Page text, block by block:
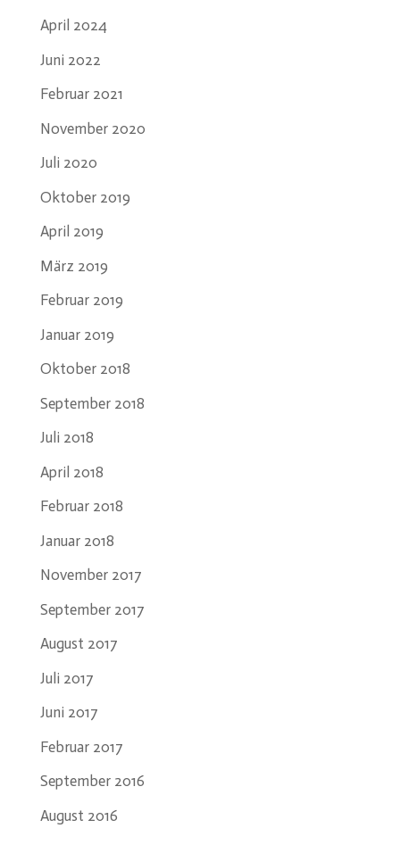
April 2024
Juni 2022
Februar 2021
November 2020
Juli 2020
Oktober 2019
April 2019
März 2019
Februar 2019
Januar 2019
Oktober 2018
September 2018
Juli 2018
April 2018
Februar 2018
Januar 2018
November 2017
September 2017
August 2017
Juli 2017
Juni 2017
Februar 2017
September 2016
August 2016